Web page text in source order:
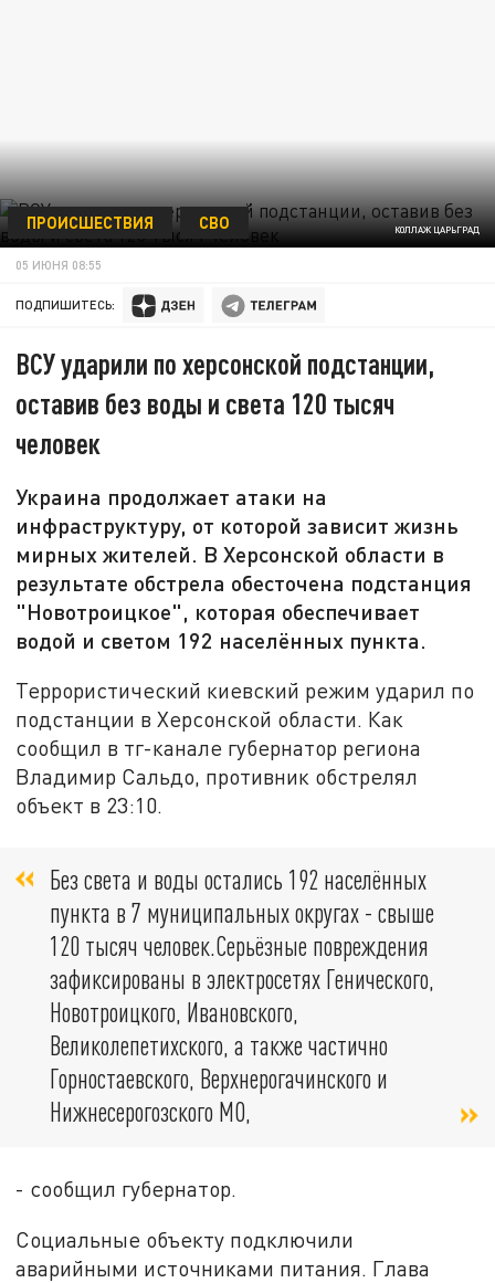
КОЛЛАЖ ЦАРЬГРАД
ПРОИСШЕСТВИЯ СВО
05 ИЮНЯ 08:55
ПОДПИШИТЕСЬ:
ВСУ ударили по херсонской подстанции,
оставив без воды и света 120 тысяч
человек
Украина продолжает атаки на
инфраструктуру, от которой зависит жизнь
мирных жителей. В Херсонской области в
результате обстрела обесточена подстанция
"Новотроицкое", которая обеспечивает
водой и светом 192 населённых пункта.
Террористический киевский режим ударил по
подстанции в Херсонской области. Как
сообщил в тг-канале губернатор региона
Владимир Сальдо, противник обстрелял
объект в 23:10.
Без света и воды остались 192 населённых
пункта в 7 муниципальных округах - свыше
120 тысяч человек.Серьёзные повреждения
зафиксированы в электросетях Генического,
Новотроицкого, Ивановского,
Великолепетихского, а также частично
Горностаевского, Верхнерогачинского и
Нижнесерогозского МО,
- сообщил губернатор.
Социальные объекту подключили
аварийными источниками питания. Глава